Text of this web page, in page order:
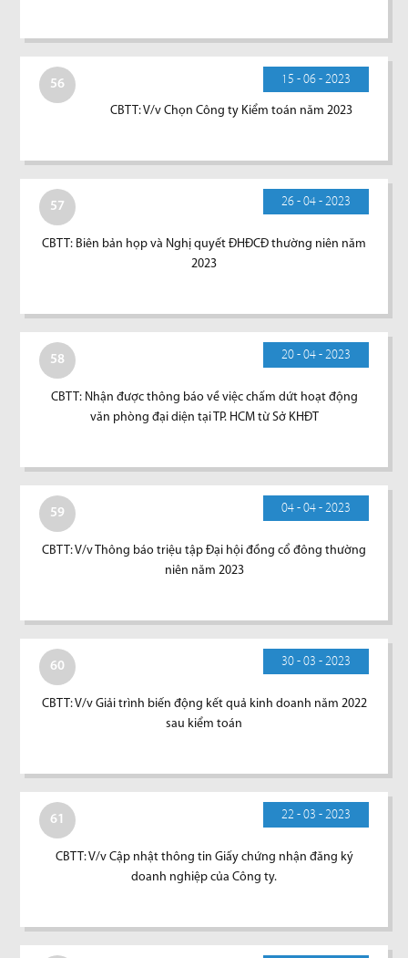
56 15 - 06 - 2023
CBTT: V/v Chọn Công ty Kiểm toán năm 2023
57 26 - 04 - 2023
CBTT: Biên bản họp và Nghị quyết ĐHĐCĐ thường niên năm
2023
58 20 - 04 - 2023
CBTT: Nhận được thông báo về việc chấm dứt hoạt động
văn phòng đại diện tại TP. HCM từ Sở KHĐT
59 04 - 04 - 2023
CBTT: V/v Thông báo triệu tập Đại hội đồng cổ đông thường
niên năm 2023
60 30 - 03 - 2023
CBTT: V/v Giải trình biến động kết quả kinh doanh năm 2022
sau kiểm toán
61 22 - 03 - 2023
CBTT: V/v Cập nhật thông tin Giấy chứng nhận đăng ký
doanh nghiệp của Công ty.